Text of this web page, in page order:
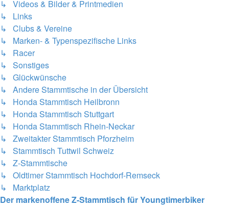
↳ Videos & Bilder & Printmedien
↳ Links
↳ Clubs & Vereine
↳ Marken- & Typenspezifische Links
↳ Racer
↳ Sonstiges
↳ Glückwünsche
↳ Andere Stammtische in der Übersicht
↳ Honda Stammtisch Heilbronn
↳ Honda Stammtisch Stuttgart
↳ Honda Stammtisch Rhein-Neckar
↳ Zweitakter Stammtisch Pforzheim
↳ Stammtisch Tuttwil Schweiz
↳ Z-Stammtische
↳ Oldtimer Stammtisch Hochdorf-Remseck
↳ Marktplatz
Der markenoffene Z-Stammtisch für Youngtimerbiker